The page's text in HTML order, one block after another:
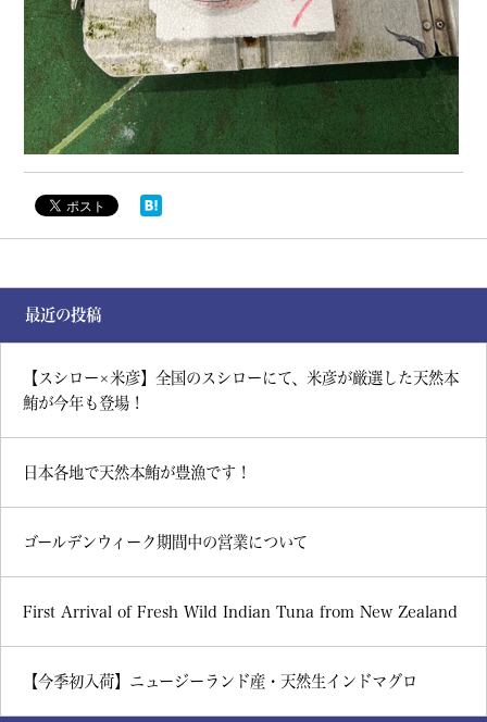
最近の投稿
【スシロー×米彦】全国のスシローにて、米彦が厳選した天然本
鮪が今年も登場！
日本各地で天然本鮪が豊漁です！
ゴールデンウィーク期間中の営業について
First Arrival of Fresh Wild Indian Tuna from New Zealand
【今季初入荷】ニュージーランド産・天然生インドマグロ